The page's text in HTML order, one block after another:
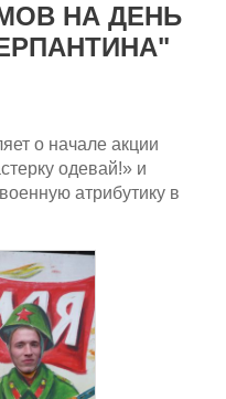
НА ДЕНЬ
о начале акции
одевай!» и
атрибутику в